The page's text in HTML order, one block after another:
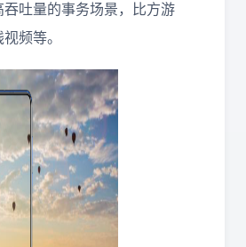
吐量的事务场景，比方游
频等。